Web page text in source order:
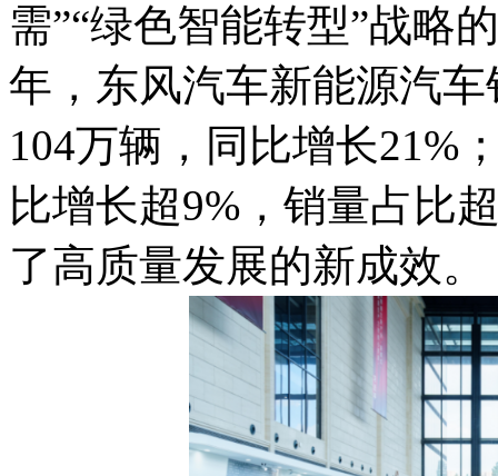
需”“绿色智能转型”战略
年，东风汽车新能源汽
104万辆，同比增长21%
比增长超9%，销量占比
了高质量发展的新成效。